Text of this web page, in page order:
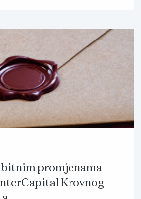
bitnim promjenama
Krovnog